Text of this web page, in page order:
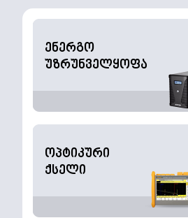
ენერგო
უზრუნველყოფა
ოპტიკური
ქსელი